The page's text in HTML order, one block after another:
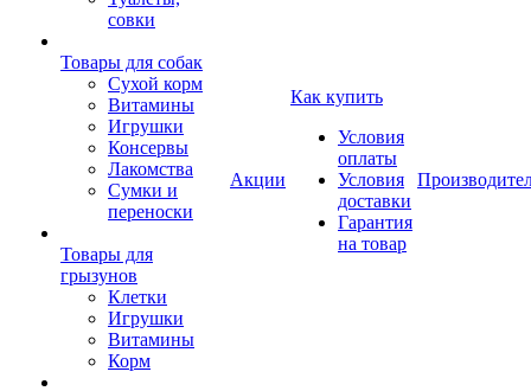
совки
Товары для собак
Cухой корм
Витамины
Игрушки
Консервы
Лакомства
Сумки и
переноски
Товары для
грызунов
Клетки
Игрушки
Витамины
Корм
Акции
Как купить
Условия
оплаты
Условия
доставки
Гарантия
на товар